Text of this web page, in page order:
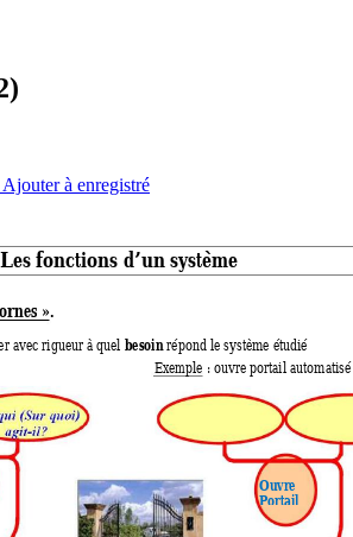
Ajouter à enregistré
Les fonctions d’un système
».
avec rigueur à quel besoin répond le système étudié
Exemple : ouvre portail automatisé
Ouvre
Portail